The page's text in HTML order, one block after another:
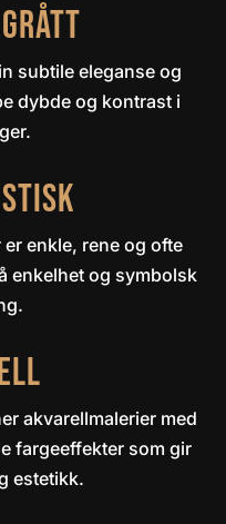
grått
subtile eleganse og
dybde og kontrast i
enkle, rene og ofte
enkelhet og symbolsk
akvarellmalerier med
fargeeffekter som gir
estetikk.